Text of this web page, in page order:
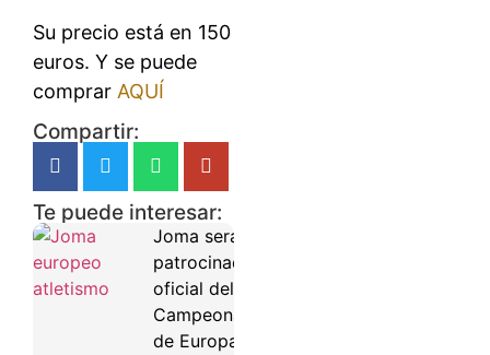
Su precio está en 150
euros. Y se puede
comprar AQUÍ
Compartir:
Te puede interesar:
Joma será
patrocinador
oficial del
Campeonato
de Europa